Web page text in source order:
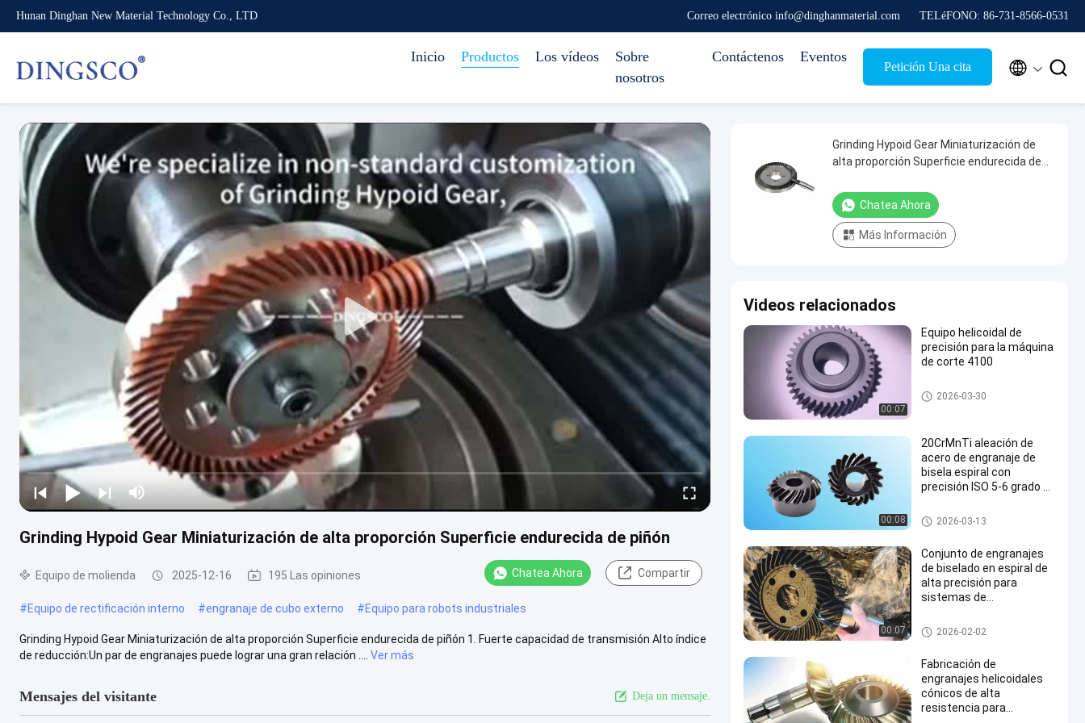
Hunan Dinghan New Material Technology Co., LTD Correo electrónico info@dinghanmaterial.com TELéFONO: 86-731-8566-0531
Inicio Productos Los vídeos
Sobre
nosotros
Contáctenos Eventos
Petición Una cita  
Grinding Hypoid Gear Miniaturización de alta proporción Superficie endurecida de piñón
Equipo de molienda 2025-12-16 195 Las opiniones Chatea Ahora Compartir
#Equipo de rectificación interno #engranaje de cubo externo #Equipo para robots industriales
Grinding Hypoid Gear Miniaturización de alta proporción Superficie endurecida de piñón 1. Fuerte capacidad de transmisión Alto índice
de reducción:Un par de engranajes puede lograr una gran relación ....
Ver más
Mensajes del visitante Deja un mensaje.
Grinding Hypoid Gear Miniaturización de
alta proporción Superficie endurecida de
Chatea Ahora
Más Información
Videos relacionados
00:07
Equipo helicoidal de
precisión para la máquina
de corte 4100
Equipo de herramientas eléctri
cas
2026-03-30
00:08
20CrMnTi aleación de
acero de engranaje de
bisela espiral con
precisión ISO 5-6 grado y
transmisión en ángulo
recto
Los engranajes industriales a
medida
2026-03-13
00:07
Conjunto de engranajes
de biselado en espiral de
alta precisión para
sistemas de
de ángulo recto
Equipo de molienda
2026-02-02
Fabricación de
engranajes helicoidales
cónicos de alta
resistencia para